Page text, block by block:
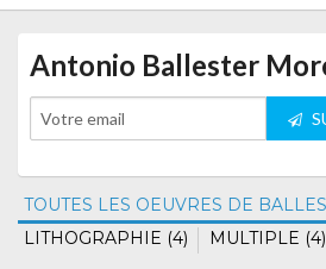
Antonio Ballester
TOUTES LES OEUVRES DE
LITHOGRAPHIE (4)
MULTIPLE (4)